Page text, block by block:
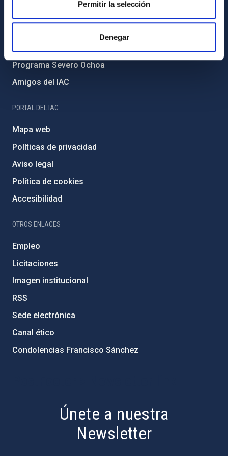
Permitir la selección
Denegar
Programa Severo Ochoa
Amigos del IAC
PORTAL DEL IAC
Mapa web
Políticas de privacidad
Aviso legal
Política de cookies
Accesibilidad
OTROS ENLACES
Empleo
Licitaciones
Imagen institucional
RSS
Sede electrónica
Canal ético
Condolencias Francisco Sánchez
Únete a nuestra
Newsletter